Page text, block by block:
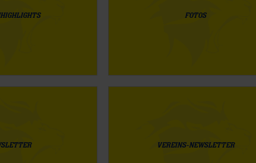
FOTOS
VEREINS-NEWSLETTER